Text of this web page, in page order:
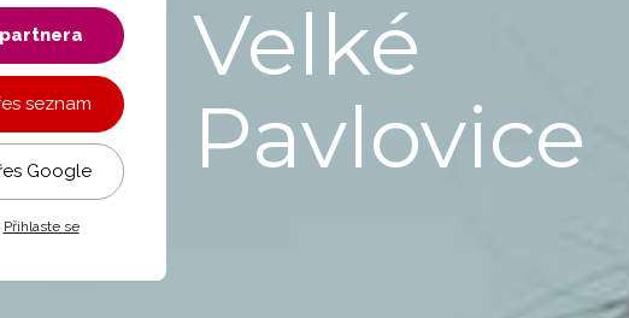
seznam
Google
Přihlaste se
Velké
Pavlovice